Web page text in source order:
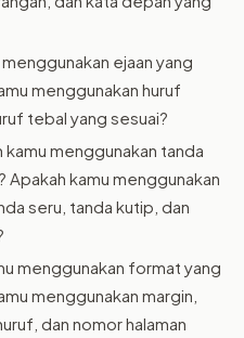
ejaan yang
menggunakan huruf
tebal yang sesuai?
kamu menggunakan tanda
Apakah kamu menggunakan
seru, tanda kutip, dan
menggunakan format yang
menggunakan margin,
dan nomor halaman